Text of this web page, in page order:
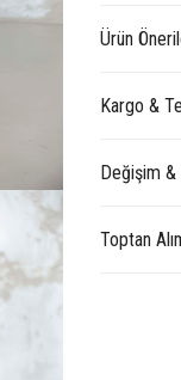
Ürün
Kargo &
Değişim
Toptan